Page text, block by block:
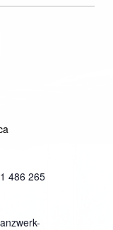
486 265